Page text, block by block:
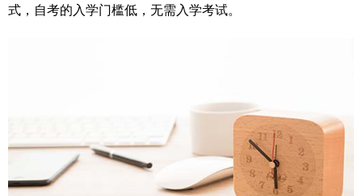
式，自考的入学门槛低，无需入学考试。